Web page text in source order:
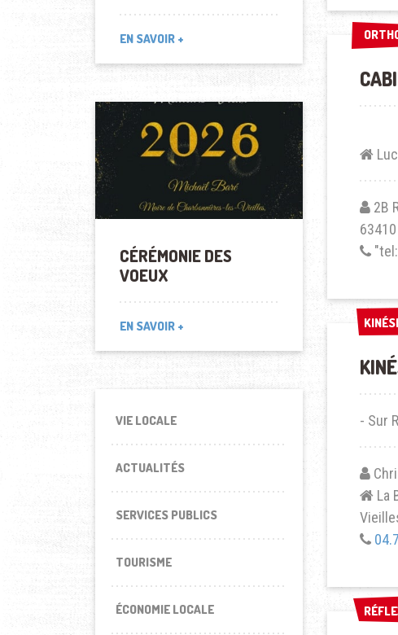
2B
- Sur
La
EN SAVOIR +
CÉRÉMONIE DES
VOEUX
EN SAVOIR +
VIE LOCALE
ACTUALITÉS
SERVICES PUBLICS
TOURISME
ÉCONOMIE LOCALE